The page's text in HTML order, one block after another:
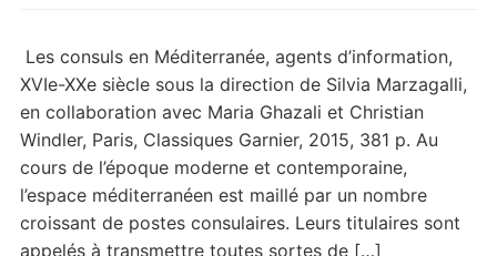
Les consuls en Méditerranée, agents d’information,
XVIe-XXe siècle sous la direction de Silvia Marzagalli,
en collaboration avec Maria Ghazali et Christian
Windler, Paris, Classiques Garnier, 2015, 381 p. Au
cours de l’époque moderne et contemporaine,
l’espace méditerranéen est maillé par un nombre
croissant de postes consulaires. Leurs titulaires sont
appelés à transmettre toutes sortes de […]